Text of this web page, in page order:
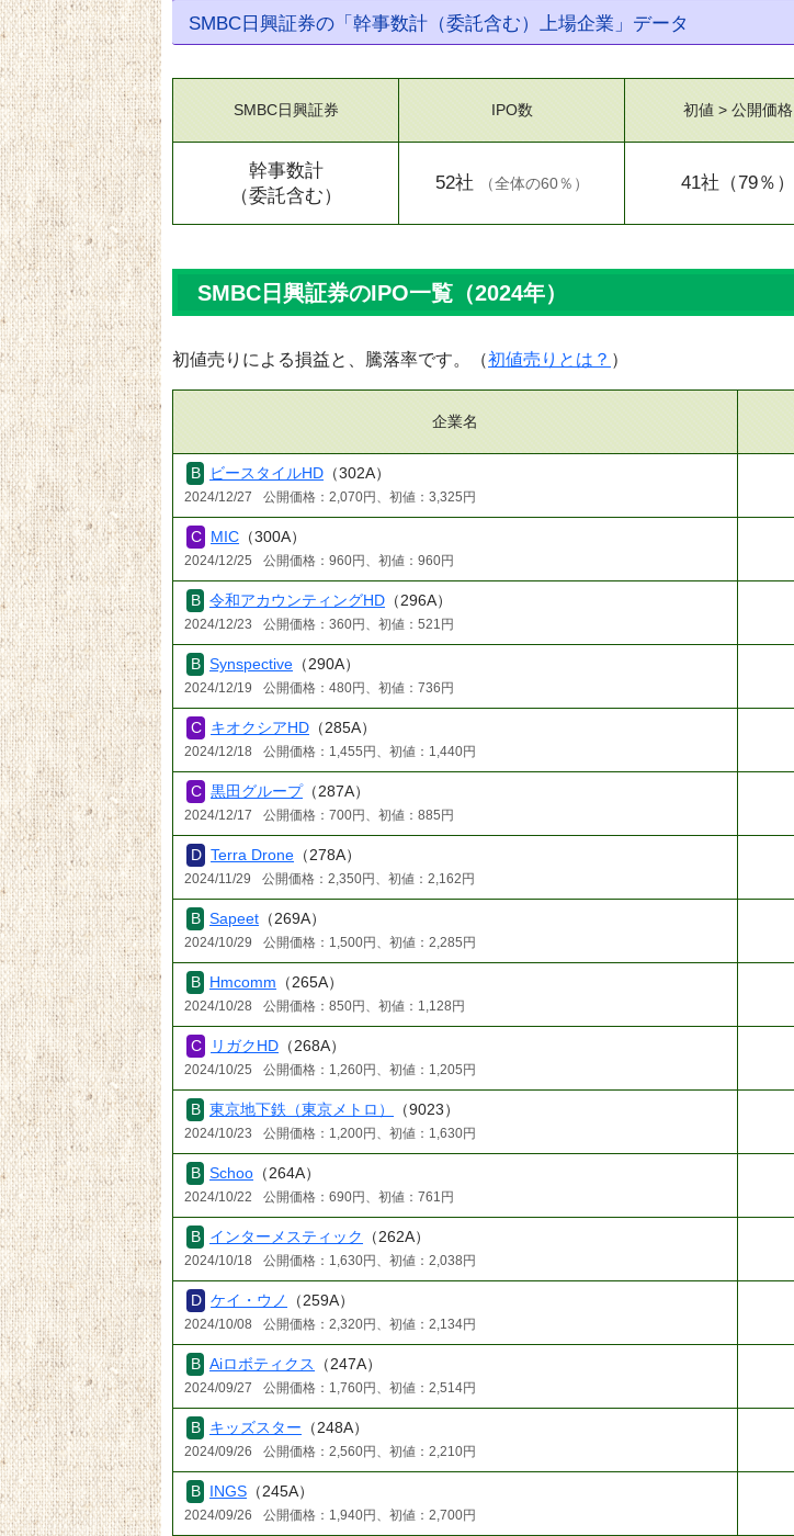
SMBC日興証券の「幹事数計（委託含む）上場企業」データ
SMBC日興証券
幹事数計
（委託含む）
IPO数
52社 （全体の60％ ）
初値 > 公開価格
41社 （79％）
SMBC日興証券のIPO一覧（2024年）
初値売りによる損益と、騰落率です。（初値売りとは？ ）
企業名
ビースタイルHD （302A）
2024/12/27 公開価格：2,070円、初値：3,325円
MIC （300A）
2024/12/25 公開価格：960円、初値：960円
令和アカウンティングHD （296A）
2024/12/23 公開価格：360円、初値：521円
Synspective （290A）
2024/12/19 公開価格：480円、初値：736円
キオクシアHD （285A）
2024/12/18 公開価格：1,455円、初値：1,440円
黒田グループ（287A）
2024/12/17 公開価格：700円、初値：885円
Terra Drone （278A）
2024/11/29 公開価格：2,350円、初値：2,162円
Sapeet （269A）
2024/10/29 公開価格：1,500円、初値：2,285円
Hmcomm （265A）
2024/10/28 公開価格：850円、初値：1,128円
リガクHD （268A）
2024/10/25 公開価格：1,260円、初値：1,205円
東京地下鉄（東京メトロ） （9023）
2024/10/23 公開価格：1,200円、初値：1,630円
Schoo （264A）
2024/10/22 公開価格：690円、初値：761円
インターメスティック （262A）
2024/10/18 公開価格：1,630円、初値：2,038円
ケイ・ウノ （259A）
2024/10/08 公開価格：2,320円、初値：2,134円
Aiロボティクス （247A）
2024/09/27 公開価格：1,760円、初値：2,514円
キッズスター （248A）
2024/09/26 公開価格：2,560円、初値：2,210円
INGS （245A）
2024/09/26 公開価格：1,940円、初値：2,700円